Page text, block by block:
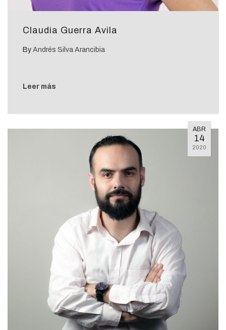
Claudia Guerra Avila
By Andrés Silva Arancibia
Leer más
ABR
14
2020